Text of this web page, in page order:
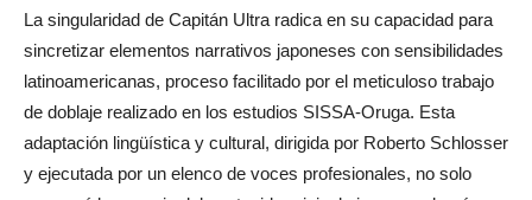
La singularidad de Capitán Ultra radica en su capacidad para
sincretizar elementos narrativos japoneses con sensibilidades
latinoamericanas, proceso facilitado por el meticuloso trabajo
de doblaje realizado en los estudios SISSA-Oruga. Esta
adaptación lingüística y cultural, dirigida por Roberto Schlosser
y ejecutada por un elenco de voces profesionales, no solo